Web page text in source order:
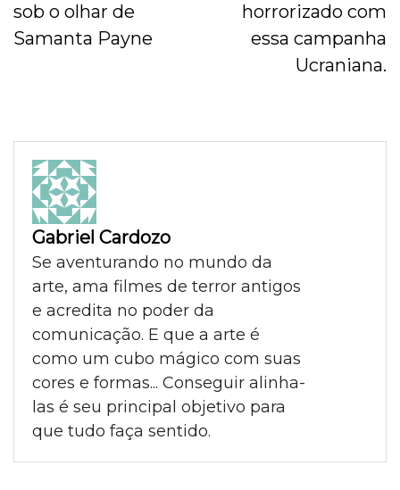
sob o olhar de
Samanta Payne
horrorizado com
essa campanha
Ucraniana.
Gabriel Cardozo
Se aventurando no mundo da
arte, ama filmes de terror antigos
e acredita no poder da
comunicação. E que a arte é
como um cubo mágico com suas
cores e formas... Conseguir alinha-
las é seu principal objetivo para
que tudo faça sentido.